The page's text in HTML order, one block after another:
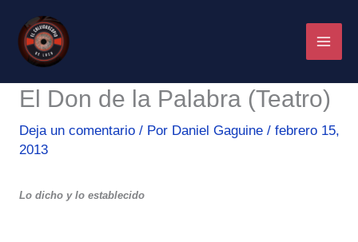
contenido
El Don de la Palabra (Teatro)
Deja un comentario / Por Daniel Gaguine / febrero 15,
2013
Lo dicho y lo establecido